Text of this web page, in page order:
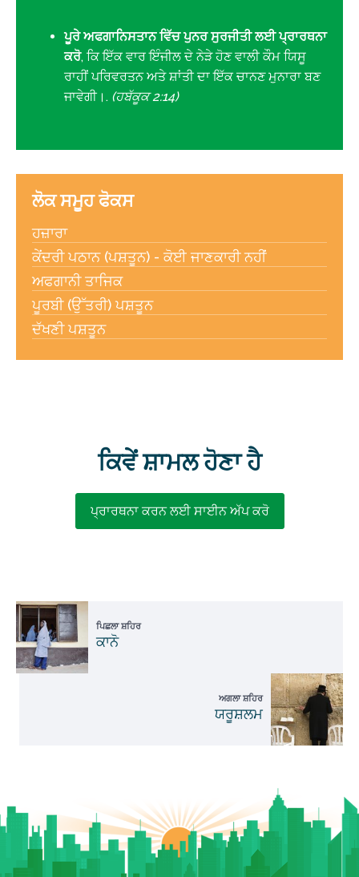
ਪੂਰੇ ਅਫਗਾਨਿਸਤਾਨ ਵਿੱਚ ਪੁਨਰ ਸੁਰਜੀਤੀ ਲਈ ਪ੍ਰਾਰਥਨਾ
ਕਰੋ, ਕਿ ਇੱਕ ਵਾਰ ਇੰਜੀਲ ਦੇ ਨੇੜੇ ਹੋਣ ਵਾਲੀ ਕੌਮ ਯਿਸੂ
ਰਾਹੀਂ ਪਰਿਵਰਤਨ ਅਤੇ ਸ਼ਾਂਤੀ ਦਾ ਇੱਕ ਚਾਨਣ ਮੁਨਾਰਾ ਬਣ
ਜਾਵੇਗੀ।. (ਹਬੱਕੂਕ 2:14)
ਲੋਕ ਸਮੂਹ ਫੋਕਸ
ਹਜ਼ਾਰਾ
ਕੇਂਦਰੀ ਪਠਾਨ (ਪਸ਼ਤੂਨ) - ਕੋਈ ਜਾਣਕਾਰੀ ਨਹੀਂ
ਅਫਗਾਨੀ ਤਾਜਿਕ
ਪੂਰਬੀ (ਉੱਤਰੀ) ਪਸ਼ਤੂਨ
ਦੱਖਣੀ ਪਸ਼ਤੂਨ
ਕਿਵੇਂ ਸ਼ਾਮਲ ਹੋਣਾ ਹੈ
ਪ੍ਰਾਰਥਨਾ ਕਰਨ ਲਈ ਸਾਈਨ ਅੱਪ ਕਰੋ
ਪਿਛਲਾ ਸ਼ਹਿਰ
ਕਾਨੋ
ਅਗਲਾ ਸ਼ਹਿਰ
ਯਰੂਸ਼ਲਮ